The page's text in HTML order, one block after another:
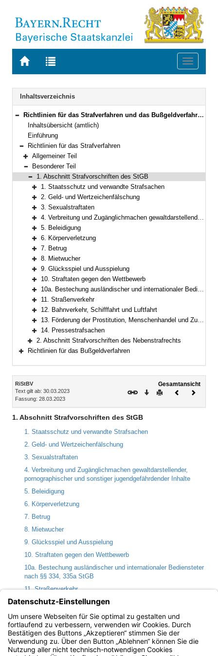
Zur
BAYERN.RECHT
Zur
letzten
Suche
Toggle
Navigation
Inhaltsverzeichnis
Bereich reduzieren
Richtlinien für das Strafverfahren und das Bußgeldverfahren (RiStBV) Neufassung vom 28. März 2023 (BAnz AT 19.06.2023 B1 )
Inhaltsübersicht (amtlich)
Einführung
Bereich reduzieren
Richtlinien für das Strafverfahren
Bereich erweitern
Allgemeiner Teil
Bereich reduzieren
Besonderer Teil
Bereich reduzieren
1. Abschnitt Strafvorschriften des StGB
Bereich erweitern
1. Staatsschutz und verwandte Strafsachen
Bereich erweitern
2. Geld- und Wertzeichenfälschung
Bereich erweitern
3. Sexualstraftaten
Bereich erweitern
4. Verbreitung und Zugänglichmachen gewaltdarstellender, pornographischer und sonstiger jugendgefährdender Inhalte
Bereich erweitern
5. Beleidigung
Bereich erweitern
6. Körperverletzung
Bereich erweitern
7. Betrug
Bereich erweitern
8. Mietwucher
Bereich erweitern
9. Glücksspiel und Ausspielung
Bereich erweitern
10. Straftaten gegen den Wettbewerb
Bereich erweitern
10a. Bestechung ausländischer und internationaler Bediensteter nach §§ 334, 335a StGB
Bereich erweitern
11. Straßenverkehr
Bereich erweitern
12. Bahnverkehr, Schifffahrt und Luftfahrt
Bereich erweitern
13. Förderung der Prostitution, Menschenhandel und Zuhälterei
Bereich erweitern
14. Pressestrafsachen
Bereich erweitern
2. Abschnitt Strafvorschriften des Nebenstrafrechts
Richtlinien für das Bußgeldverfahren
Inhalt
RiStBV
Text gilt ab: 30.03.2023
Fassung: 28.03.2023
Gesamtansicht
Download
DruckenVorheriges
1. Abschnitt Strafvorschriften des StGB
1. Staatsschutz und verwandte Strafsachen
2. Geld- und Wertzeichenfälschung
3. Sexualstraftaten
4. Verbreitung und Zugänglichmachen gewaltdarstellender,
pornographischer und sonstiger jugendgefährdender Inhalte
5. Beleidigung
6. Körperverletzung
7. Betrug
8. Mietwucher
9. Glücksspiel und Ausspielung
10. Straftaten gegen den Wettbewerb
10a. Bestechung ausländischer und internationaler Bediensteter
nach §§ 334, 335a StGB
11. Straßenverkehr
12. Bahnverkehr, Schifffahrt und Luftfahrt
13. Förderung der Prostitution, Menschenhandel und Zuhälterei
14. Pressestrafsachen